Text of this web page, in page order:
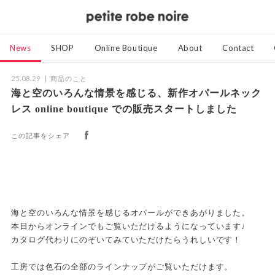
News SHOP Online Boutique About Contact
25.08.29 商品のこと
海と空のいろんな情景を感じる、新作オパールネック
レス online boutique での販売スタートしました
この記事をシェア
海と空のいろんな情景を感じるオパールができあがりました。
本日からオンラインでもご覧いただけるようになっています♩
カタログ代わりにのぞいてみていただけたらうれしいです！
工房では色石の全部のラインナップがご覧いただけます。